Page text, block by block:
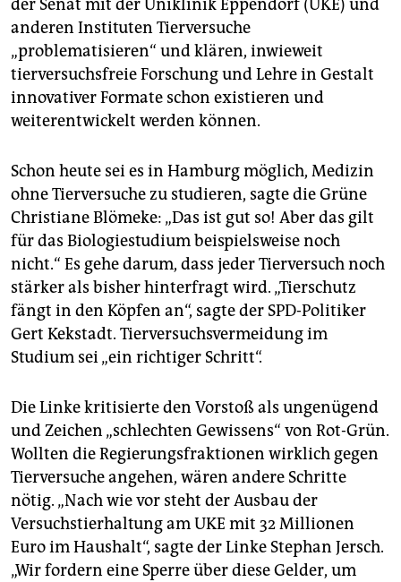
der Senat mit der Uniklinik Eppendorf (UKE) und
anderen Instituten Tierversuche
„problematisieren“ und klären, inwieweit
tierversuchsfreie Forschung und Lehre in Gestalt
innovativer Formate schon existieren und
weiterentwickelt werden können.
Schon heute sei es in Hamburg möglich, Medizin
ohne Tierversuche zu studieren, sagte die Grüne
Christiane Blömeke: „Das ist gut so! Aber das gilt
für das Biologiestudium beispielsweise noch
nicht.“ Es gehe darum, dass jeder Tierversuch noch
stärker als bisher hinterfragt wird. „Tierschutz
fängt in den Köpfen an“, sagte der SPD-Politiker
Gert Kekstadt. Tierversuchsvermeidung im
Studium sei „ein richtiger Schritt“.
Die Linke kritisierte den Vorstoß als ungenügend
und Zeichen „schlechten Gewissens“ von Rot-Grün.
Wollten die Regierungsfraktionen wirklich gegen
Tierversuche angehen, wären andere Schritte
nötig. „Nach wie vor steht der Ausbau der
Versuchstierhaltung am UKE mit 32 Millionen
Euro im Haushalt“, sagte der Linke Stephan Jersch.
„Wir fordern eine Sperre über diese Gelder, um